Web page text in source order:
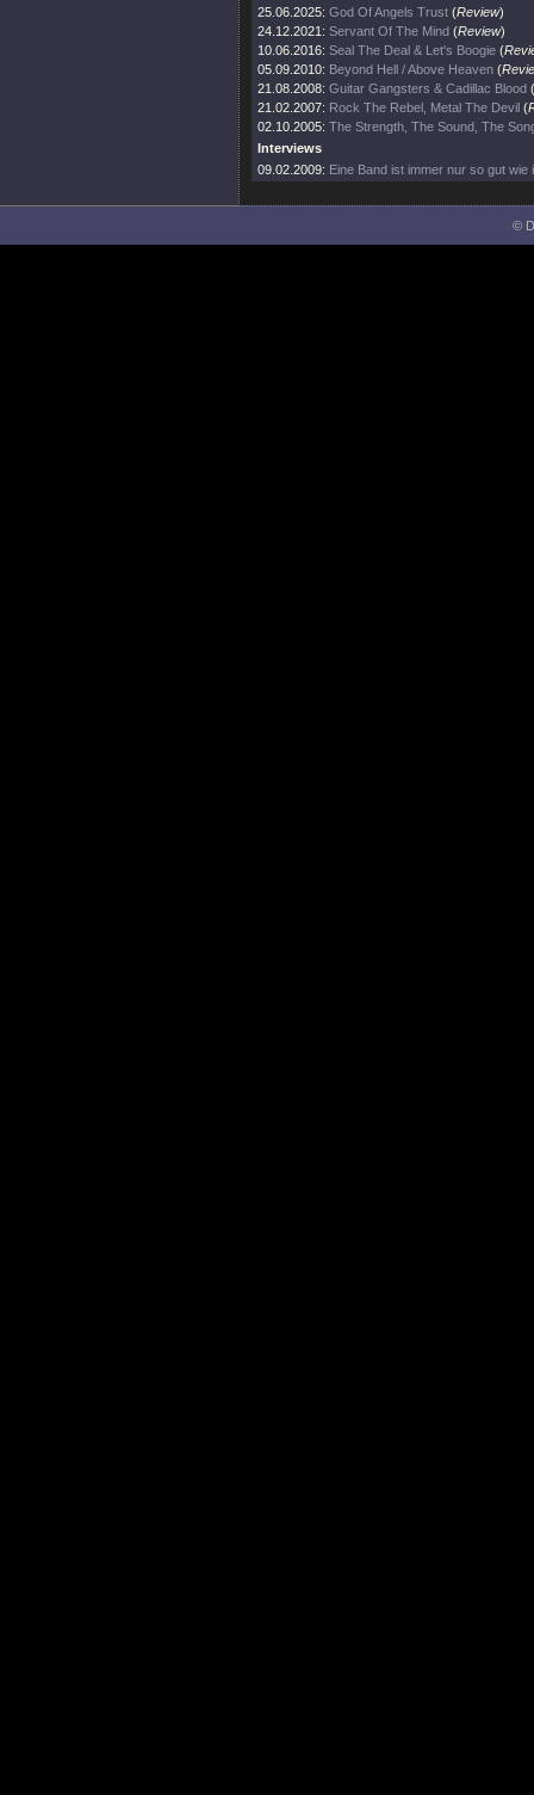
25.06.2025: God Of Angels Trust (Review)
24.12.2021: Servant Of The Mind (Review)
10.06.2016: Seal The Deal & Let's Boogie (
05.09.2010: Beyond Hell / Above Heaven (
21.08.2008: Guitar Gangsters & Cadillac Blood (
21.02.2007: Rock The Rebel, Metal The Devil (
02.10.2005: The Strength, The Sound, The
Interviews
09.02.2009: Eine Band ist immer nur so gut wie
©